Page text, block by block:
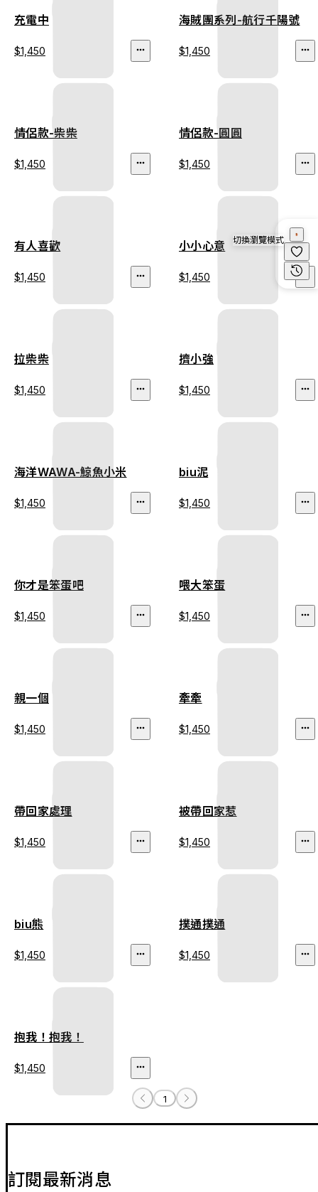
充電中
$1,450
海賊團系列-航行千陽號
$1,450
情侶款-柴柴
$1,450
情侶款-圓圓
$1,450
有人喜歡
$1,450
小小心意
$1,450
拉柴柴
$1,450
擠小強
$1,450
海洋WAWA-鯨魚小米
$1,450
biu泥
$1,450
你才是笨蛋吧
$1,450
喂大笨蛋
$1,450
親一個
$1,450
牽牽
$1,450
帶回家處理
$1,450
被帶回家惹
$1,450
biu熊
$1,450
撲通撲通
$1,450
抱我！抱我！
$1,450
1
切換瀏覽模式
訂閱最新消息